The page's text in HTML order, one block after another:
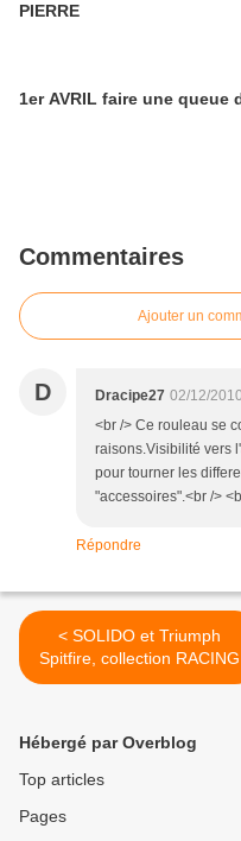
PIERRE
1er AVRIL faire une queue
Commentaires
Ajouter un
D Dracipe27 02/12/
<br /> Ce rouleau se
raisons.Visibilité vers
pour tourner les
"accessoires".<br />
Répondre
< SOLIDO et Triumph
Spitfire, collection RACING
Hébergé par Overblog
Top articles
Pages